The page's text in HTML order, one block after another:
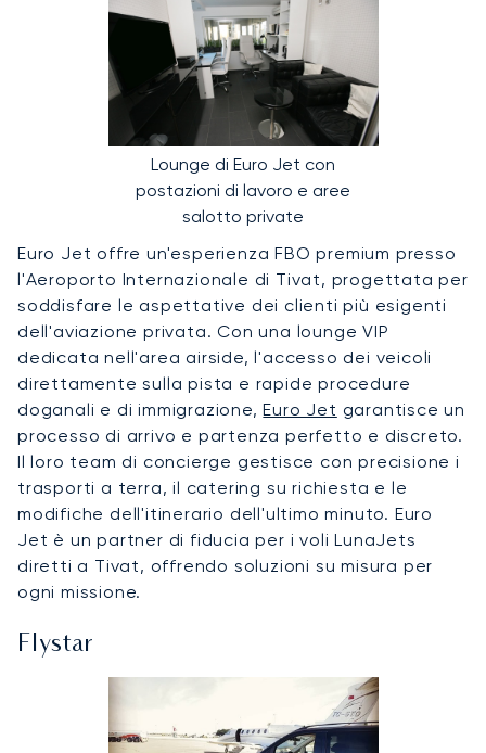
Lounge di Euro Jet con
postazioni di lavoro e aree
salotto private
Euro Jet offre un'esperienza FBO premium presso
l'Aeroporto Internazionale di Tivat, progettata per
soddisfare le aspettative dei clienti più esigenti
dell'aviazione privata. Con una lounge VIP
dedicata nell'area airside, l'accesso dei veicoli
direttamente sulla pista e rapide procedure
doganali e di immigrazione,Euro Jet garantisce un
processo di arrivo e partenza perfetto e discreto.
Il loro team di concierge gestisce con precisione i
trasporti a terra, il catering su richiesta e le
modifiche dell'itinerario dell'ultimo minuto. Euro
Jet è un partner di fiducia per i voli LunaJets
diretti a Tivat, offrendo soluzioni su misura per
ogni missione.
Flystar